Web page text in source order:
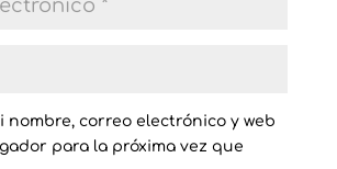
nombre, correo electrónico y web
para la próxima vez que